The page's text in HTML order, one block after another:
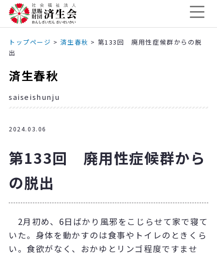
トップページ > 済生春秋 > 第133回 廃用性症候群からの脱
出
済生春秋
saiseishunju
2024.03.06
第133回 廃用性症候群から
の脱出
2月初め、6日ばかり風邪をこじらせて家で寝て
いた。身体を動かすのは食事やトイレのときくら
い。食欲がなく、おかゆとリンゴ程度ですませ